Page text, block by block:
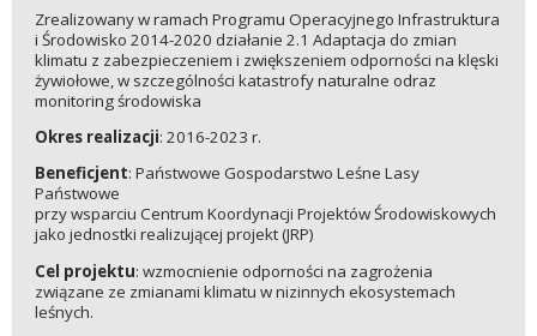
Zrealizowany w ramach Programu Operacyjnego Infrastruktura
i Środowisko 2014-2020 działanie 2.1 Adaptacja do zmian
klimatu z zabezpieczeniem i zwiększeniem odporności na klęski
żywiołowe, w szczególności katastrofy naturalne odraz
monitoring środowiska
Okres realizacji: 2016-2023 r.
Beneficjent: Państwowe Gospodarstwo Leśne Lasy
Państwowe
przy wsparciu Centrum Koordynacji Projektów Środowiskowych
jako jednostki realizującej projekt (JRP)
Cel projektu: wzmocnienie odporności na zagrożenia
związane ze zmianami klimatu w nizinnych ekosystemach
leśnych.